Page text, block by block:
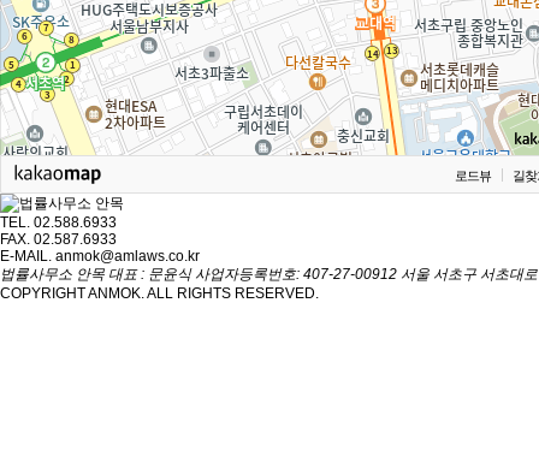
로드뷰 길찾
TEL. 02.588.6933
FAX. 02.587.6933
E-MAIL. anmok@amlaws.co.kr
법률사무소 안목 대표 : 문윤식 사업자등록번호: 407-27-00912 서울 서초구 서초대
COPYRIGHT ANMOK. ALL RIGHTS RESERVED.